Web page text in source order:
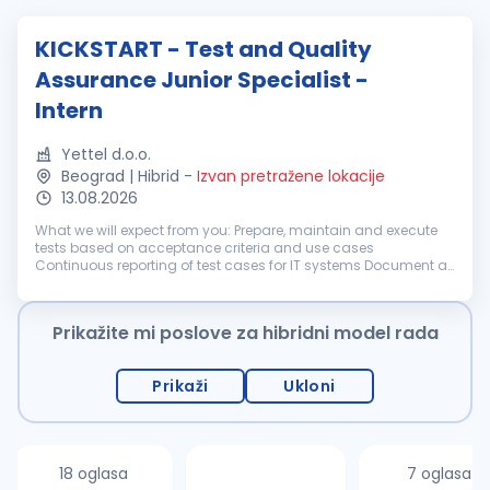
KICKSTART - Test and Quality
Assurance Junior Specialist -
Intern
Yettel d.o.o.
Beograd | Hibrid - Izvan pretražene lokacije
13.08.2026
What we will expect from you: Prepare, maintain and execute
tests based on acceptance criteria and use cases
Continuous reporting of test cases for IT systems Document all
status and repor...
Prikažite mi poslove za hibridni model rada
Prikaži Ukloni
18 oglasa 7 oglasa